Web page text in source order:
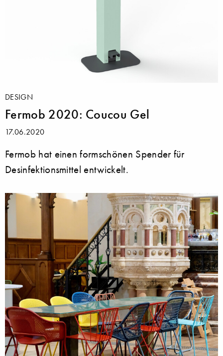
DESIGN
Fermob 2020: Coucou Gel
17.06.2020
Fermob hat einen formschönen Spender für
Desinfektionsmittel entwickelt.